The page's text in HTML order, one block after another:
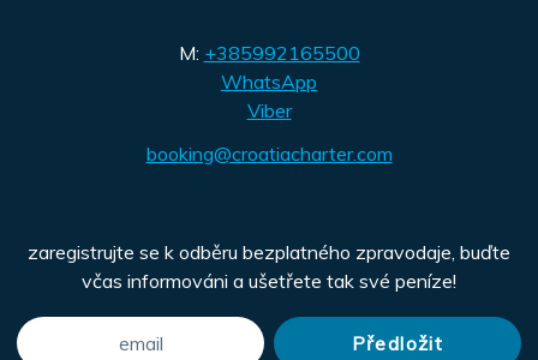
M: +385992165500
WhatsApp
Viber
booking@croatiacharter.com
zaregistrujte se k odběru bezplatného zpravodaje, buďte
včas informováni a ušetřete tak své peníze!